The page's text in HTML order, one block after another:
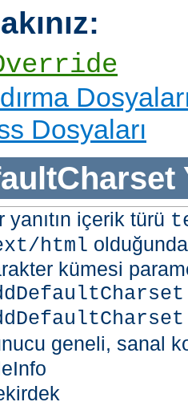
Dosyaları
yanıtın içerik türü
html
kümesi
geneli, sanal